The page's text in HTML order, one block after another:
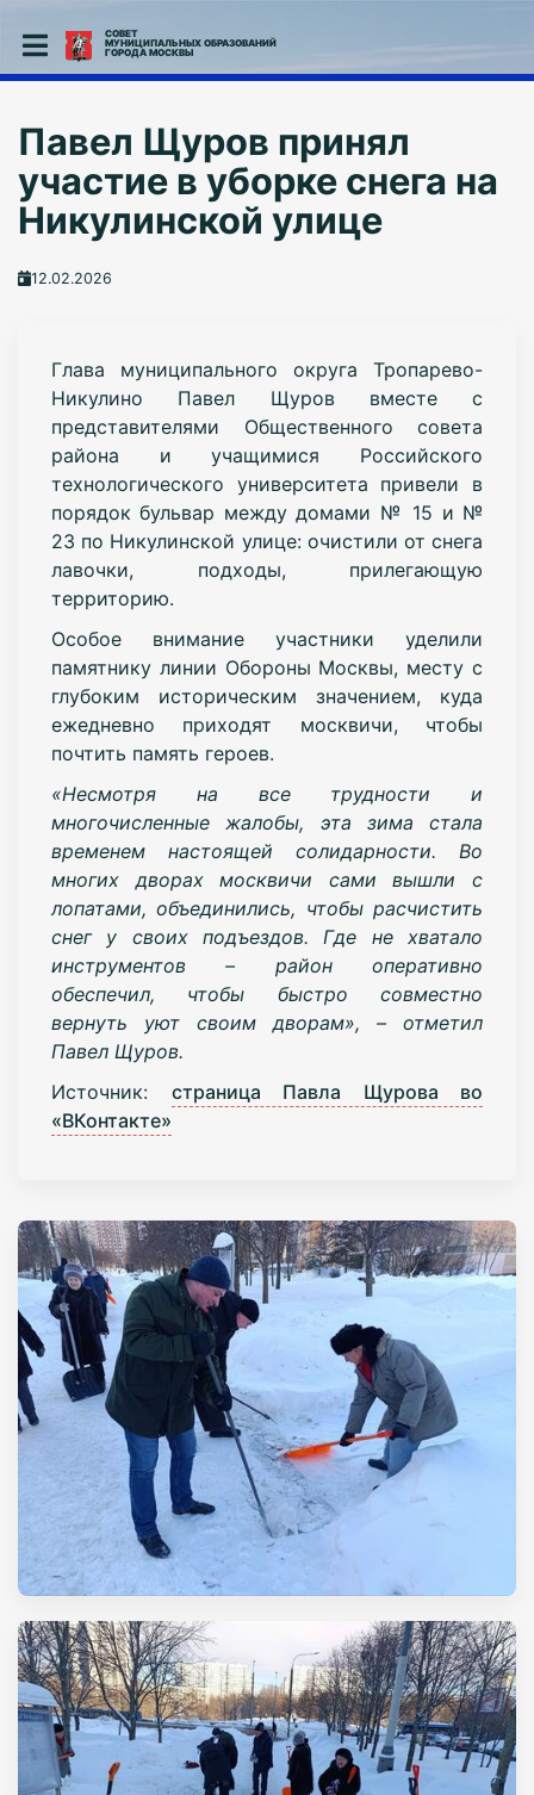
СОВЕТ
МУНИЦИПАЛЬНЫХ ОБРАЗОВАНИЙ
ГОРОДА МОСКВЫ
Павел Щуров принял
участие в уборке снега на
Никулинской улице
12.02.2026
Глава муниципального округа Тропарево-
Никулино Павел Щуров вместе с
представителями Общественного совета
района и учащимися Российского
технологического университета привели в
порядок бульвар между домами № 15 и №
23 по Никулинской улице: очистили от снега
лавочки, подходы, прилегающую
территорию.
Особое внимание участники уделили
памятнику линии Обороны Москвы, месту с
глубоким историческим значением, куда
ежедневно приходят москвичи, чтобы
почтить память героев.
«Несмотря на все трудности и
многочисленные жалобы, эта зима стала
временем настоящей солидарности. Во
многих дворах москвичи сами вышли с
лопатами, объединились, чтобы расчистить
снег у своих подъездов. Где не хватало
инструментов – район оперативно
обеспечил, чтобы быстро совместно
вернуть уют своим дворам», – отметил
Павел Щуров.
Источник: страница Павла Щурова во
«ВКонтакте»